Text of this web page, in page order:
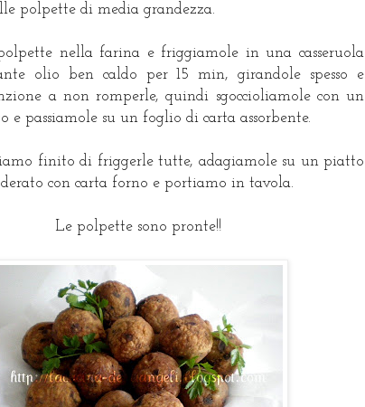
polpette di media grandezza.
nella farina e friggiamole in una casseruola
olio ben caldo per 15 min, girandole spesso e
a non romperle, quindi sgoccioliamole con un
e passiamole su un foglio di carta assorbente.
finito di friggerle tutte, adagiamole su un piatto
con carta forno e portiamo in tavola.
Le polpette sono pronte!!